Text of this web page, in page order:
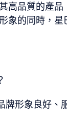
高品質的產
象的同時，
形象良好、